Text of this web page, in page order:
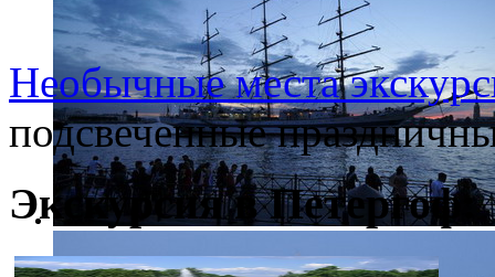
Необычные места
подсвеченные
Экскурсия в Петергоф: